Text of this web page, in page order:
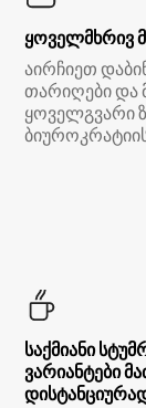
ყოველმხრივ
აირჩიეთ
თარიღები და
ყოველგვარი
საქმიანი
ვარიანტები